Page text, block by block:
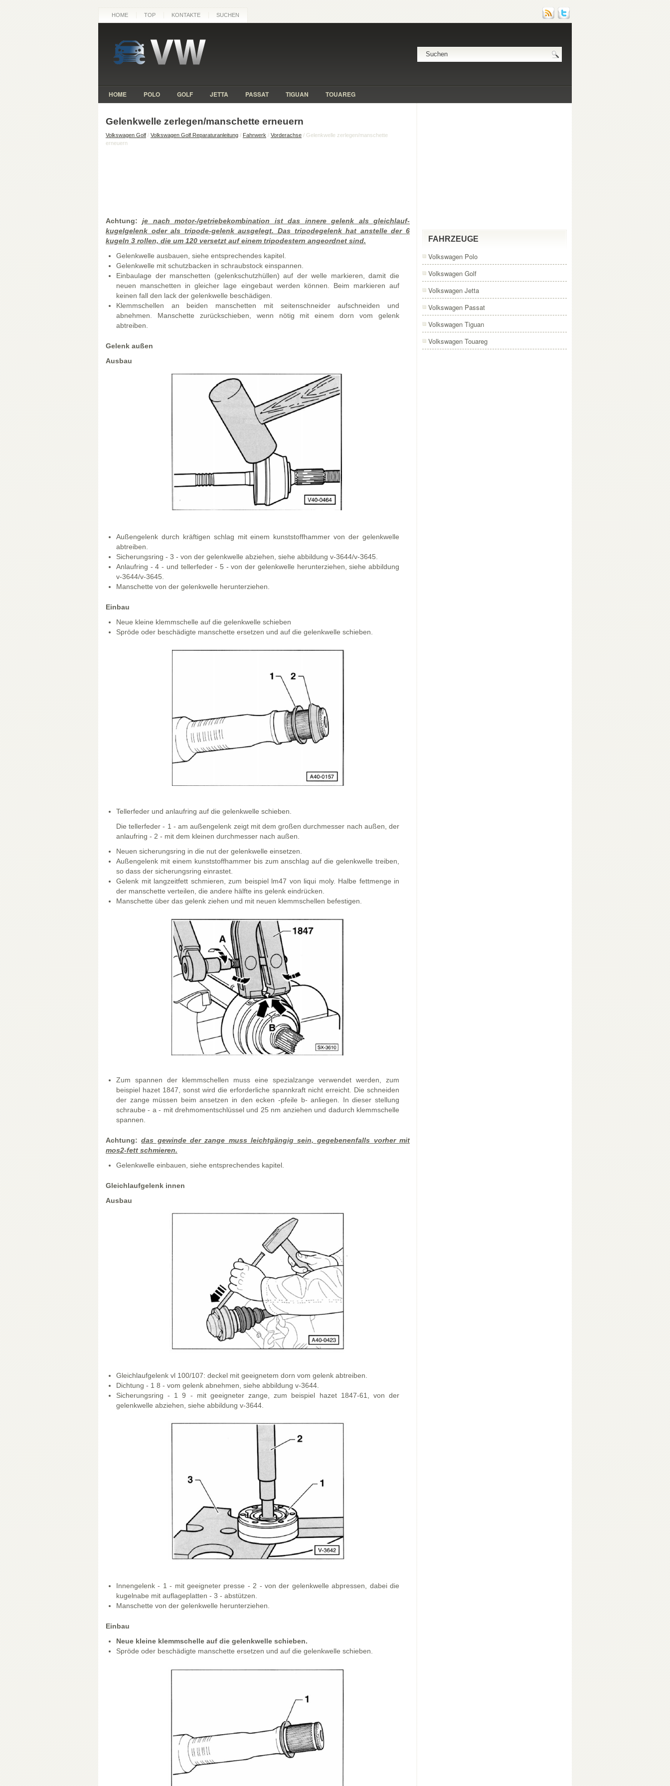
HOME TOP KONTAKTE SUCHEN
HOME POLO GOLF JETTA PASSAT TIGUAN TOUAREG
Gelenkwelle zerlegen/manschette erneuern
Volkswagen Golf / Volkswagen Golf Reparaturanleitung / Fahrwerk / Vorderachse / Gelenkwelle zerlegen/manschette
erneuern
Achtung:je nach motor-/getriebekombination ist das innere gelenk als gleichlauf-
kugelgelenk oder als tripode-gelenk ausgelegt. Das tripodegelenk hat anstelle der 6
kugeln 3 rollen, die um 120 versetzt auf einem tripodestern angeordnet sind.
Gelenkwelle ausbauen, siehe entsprechendes kapitel.
Gelenkwelle mit schutzbacken in schraubstock einspannen.
Einbaulage der manschetten (gelenkschutzhüllen) auf der welle markieren, damit die
neuen manschetten in gleicher lage eingebaut werden können. Beim markieren auf
keinen fall den lack der gelenkwelle beschädigen.
Klemmschellen an beiden manschetten mit seitenschneider aufschneiden und
abnehmen. Manschette zurückschieben, wenn nötig mit einem dorn vom gelenk
abtreiben.
Gelenk außen
Ausbau
Außengelenk durch kräftigen schlag mit einem kunststoffhammer von der gelenkwelle
abtreiben.
Sicherungsring - 3 - von der gelenkwelle abziehen, siehe abbildung v-3644/v-3645.
Anlaufring - 4 - und tellerfeder - 5 - von der gelenkwelle herunterziehen, siehe abbildung
v-3644/v-3645.
Manschette von der gelenkwelle herunterziehen.
Einbau
Neue kleine klemmschelle auf die gelenkwelle schieben
Spröde oder beschädigte manschette ersetzen und auf die gelenkwelle schieben.
Tellerfeder und anlaufring auf die gelenkwelle schieben.
Die tellerfeder - 1 - am außengelenk zeigt mit dem großen durchmesser nach außen, der
anlaufring - 2 - mit dem kleinen durchmesser nach außen.
Neuen sicherungsring in die nut der gelenkwelle einsetzen.
Außengelenk mit einem kunststoffhammer bis zum anschlag auf die gelenkwelle treiben,
so dass der sicherungsring einrastet.
Gelenk mit langzeitfett schmieren, zum beispiel lm47 von liqui moly. Halbe fettmenge in
der manschette verteilen, die andere hälfte ins gelenk eindrücken.
Manschette über das gelenk ziehen und mit neuen klemmschellen befestigen.
Zum spannen der klemmschellen muss eine spezialzange verwendet werden, zum
beispiel hazet 1847, sonst wird die erforderliche spannkraft nicht erreicht. Die schneiden
der zange müssen beim ansetzen in den ecken -pfeile b- anliegen. In dieser stellung
schraube - a - mit drehmomentschlüssel und 25 nm anziehen und dadurch klemmschelle
spannen.
Achtung:das gewinde der zange muss leichtgängig sein, gegebenenfalls vorher mit
mos2-fett schmieren.
Gelenkwelle einbauen, siehe entsprechendes kapitel.
Gleichlaufgelenk innen
Ausbau
Gleichlaufgelenk vl 100/107: deckel mit geeignetem dorn vom gelenk abtreiben.
Dichtung - 1 8 - vom gelenk abnehmen, siehe abbildung v-3644.
Sicherungsring - 1 9 - mit geeigneter zange, zum beispiel hazet 1847-61, von der
gelenkwelle abziehen, siehe abbildung v-3644.
Innengelenk - 1 - mit geeigneter presse - 2 - von der gelenkwelle abpressen, dabei die
kugelnabe mit auflageplatten - 3 - abstützen.
Manschette von der gelenkwelle herunterziehen.
Einbau
Neue kleine klemmschelle auf die gelenkwelle schieben.
Spröde oder beschädigte manschette ersetzen und auf die gelenkwelle schieben.
FAHRZEUGE
Volkswagen Polo
Volkswagen Golf
Volkswagen Jetta
Volkswagen Passat
Volkswagen Tiguan
Volkswagen Touareg